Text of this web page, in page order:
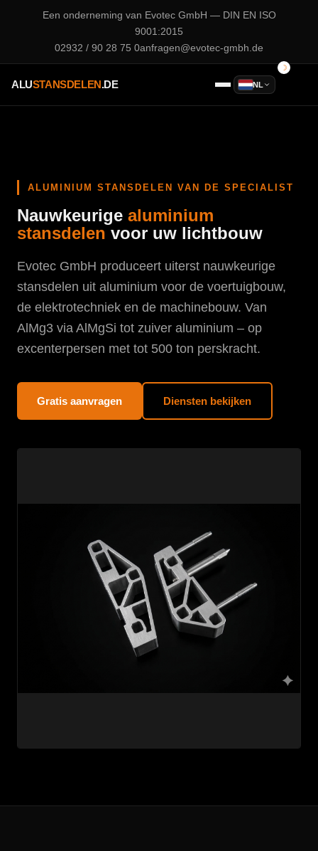
Een onderneming van Evotec GmbH — DIN EN ISO
9001:2015
02932 / 90 28 75 0anfragen@evotec-gmbh.de
ALUSTANSDELEN.DE NL
ALUMINIUM STANSDELEN VAN DE SPECIALIST
Nauwkeurige aluminium
stansdelen voor uw lichtbouw
Evotec GmbH produceert uiterst nauwkeurige
stansdelen uit aluminium voor de voertuigbouw,
de elektrotechniek en de machinebouw. Van
AlMg3 via AlMgSi tot zuiver aluminium – op
excenterpersen met tot 500 ton perskracht.
Gratis aanvragen Diensten bekijken